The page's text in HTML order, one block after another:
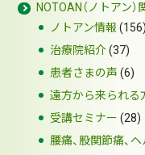
NOTOAN（ノトアン）
ノトアン情報 (156)
治療院紹介(37)
患者さまの声 (6)
遠方から来られる
受講セミナー (28)
腰痛、股関節痛、